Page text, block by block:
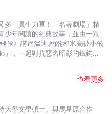
多一員生力軍！「名著劇場」精
少年閱讀的經典故事，並由一眾
俠》講述溫迪,約瀚和米高被小飛
」，一起對抗惡名昭彰的鐵鈎船
婪等的後果，各個都生動有趣，
查看更多
大學文學碩士。與馬星原合作